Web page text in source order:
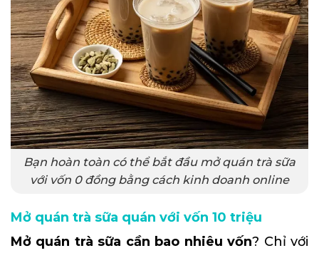
Bạn hoàn toàn có thể bắt đầu mở quán trà sữa
với vốn 0 đồng bằng cách kinh doanh online
Mở quán trà sữa quán với vốn 10 triệu
Mở quán trà sữa cần bao nhiêu vốn? Chỉ với